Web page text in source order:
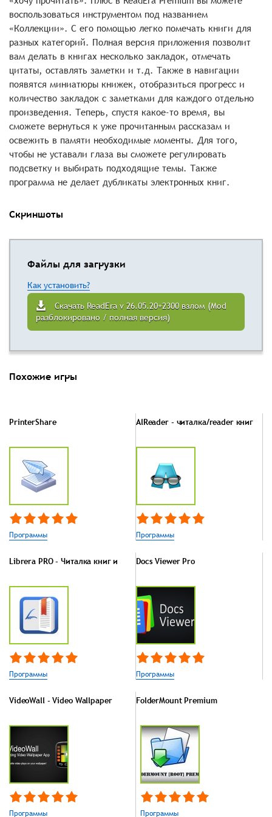
воспользоваться инструментом под названием
«Коллекции». С его помощью легко помечать книги для
разных категорий. Полная версия приложения позволит
вам делать в книгах несколько закладок, отмечать
цитаты, оставлять заметки и т.д. Также в навигации
появятся миниатюры книжек, отобразиться прогресс и
количество закладок с заметками для каждого отдельно
произведения. Теперь, спустя какое-то время, вы
сможете вернуться к уже прочитанным рассказам и
освежить в памяти необходимые моменты. Для того,
чтобы не уставали глаза вы сможете регулировать
подсветку и выбирать подходящие темы. Также
программа не делает дубликаты электронных книг.
Скриншоты
Файлы для загрузки
Как установить?
Скачать ReadEra v 26.05.20+2300 взлом (Mod
разблокировано / полная версия)
Похожие игры
PrinterShare
Программы
AlReader - читалка/reader книг
Программы
Librera PRO - Читалка книг и
Программы
Docs Viewer Pro
Программы
VideoWall - Video Wallpaper
Программы
FolderMount Premium
Программы